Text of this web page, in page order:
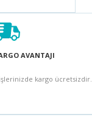
AVANTAJI
kargo ücretsizdir.